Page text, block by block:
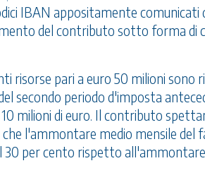
IBAN appositamente
del contributo sotto forma di
risorse pari a euro 50 milioni
secondo periodo d'imposta
milioni di euro. Il contributo
che l'ammontare medio mensile
30 per cento rispetto